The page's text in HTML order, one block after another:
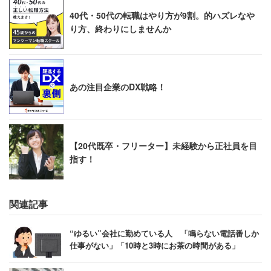
だけど。労働はいつの時代も苦痛なもの。仕事は昔も今も
きつくて辛い。過去を思って羨むというのは、気持ちを萎
えさせるだけだ。
40代・50代の転職はやり方が9割。的ハズレなや
り方、終わりにしませんか
あの注目企業のDX戦略！
【20代既卒・フリーター】未経験から正社員を目
指す！
関連記事
“ゆるい”会社に勤めている人 「鳴らない電話番しか
仕事がない」「10時と3時にお茶の時間がある」